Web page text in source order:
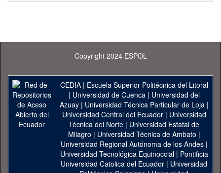
Copyright 2024 ESPOL
CEDIA| Escuela Superior Politécnica del Litoral
| Universidad de Cuenca| Universidad del
Azuay| Universidad Técnica Particular de Loja|
Universidad Central del Ecuador| Universidad
Técnica del Norte | Universidad Estatal de
Milagro | Universidad Técnica de Ambato |
Universidad Regional Autónoma de los Andes|
Universidad Tecnológica Equinoccial| Pontificia
Universidad Catolica del Ecuador | Universidad